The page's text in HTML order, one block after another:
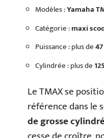
Modèles :Yamaha
Catégorie :maxi
Puissance : plus de
Cylindrée : plus de
Le TMAX se
référence dans le
de grosse